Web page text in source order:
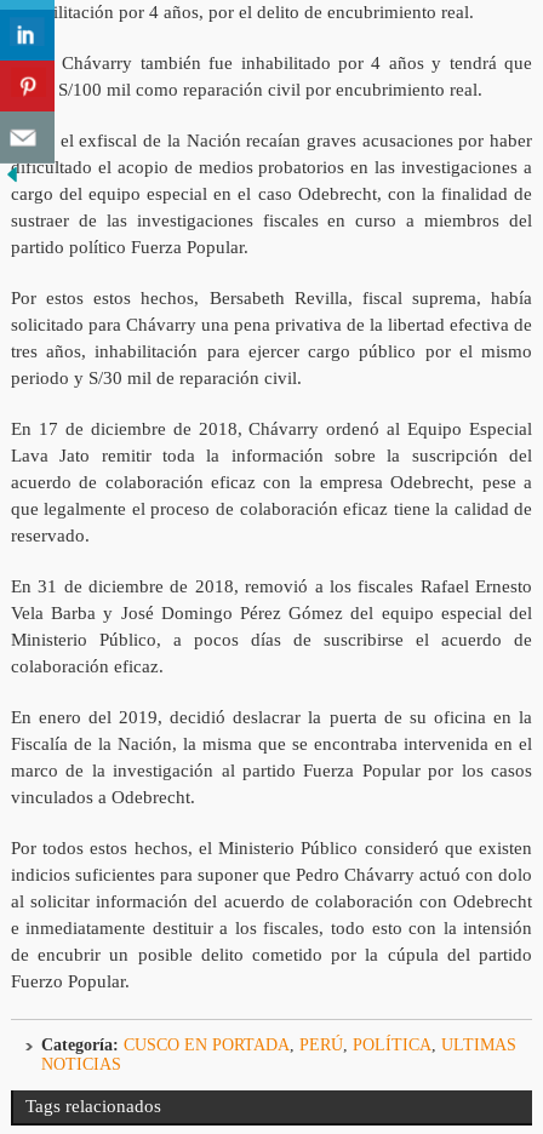
inhabilitación por 4 años, por el delito de encubrimiento real.
Pedro Chávarry también fue inhabilitado por 4 años y tendrá que
pagar S/100 mil como reparación civil por encubrimiento real.
Sobre el exfiscal de la Nación recaían graves acusaciones por haber
dificultado el acopio de medios probatorios en las investigaciones a
cargo del equipo especial en el caso Odebrecht, con la finalidad de
sustraer de las investigaciones fiscales en curso a miembros del
partido político Fuerza Popular.
Por estos estos hechos, Bersabeth Revilla, fiscal suprema, había
solicitado para Chávarry una pena privativa de la libertad efectiva de
tres años, inhabilitación para ejercer cargo público por el mismo
periodo y S/30 mil de reparación civil.
En 17 de diciembre de 2018, Chávarry ordenó al Equipo Especial
Lava Jato remitir toda la información sobre la suscripción del
acuerdo de colaboración eficaz con la empresa Odebrecht, pese a
que legalmente el proceso de colaboración eficaz tiene la calidad de
reservado.
En 31 de diciembre de 2018, removió a los fiscales Rafael Ernesto
Vela Barba y José Domingo Pérez Gómez del equipo especial del
Ministerio Público, a pocos días de suscribirse el acuerdo de
colaboración eficaz.
En enero del 2019, decidió deslacrar la puerta de su oficina en la
Fiscalía de la Nación, la misma que se encontraba intervenida en el
marco de la investigación al partido Fuerza Popular por los casos
vinculados a Odebrecht.
Por todos estos hechos, el Ministerio Público consideró que existen
indicios suficientes para suponer que Pedro Chávarry actuó con dolo
al solicitar información del acuerdo de colaboración con Odebrecht
e inmediatamente destituir a los fiscales, todo esto con la intensión
de encubrir un posible delito cometido por la cúpula del partido
Fuerzo Popular.
Categoría: CUSCO EN PORTADA PERÚ, POLÍTICA ULTIMAS
NOTICIAS
Tags relacionados